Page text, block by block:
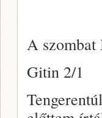
A
Gitin 2/1